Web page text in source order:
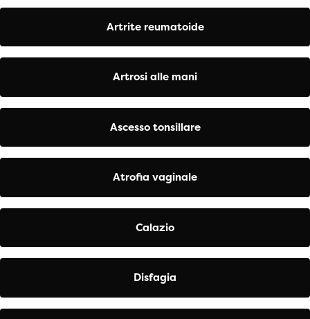
Artrite reumatoide
Artrosi alle mani
Ascesso tonsillare
Atrofia vaginale
Calazio
Disfagia